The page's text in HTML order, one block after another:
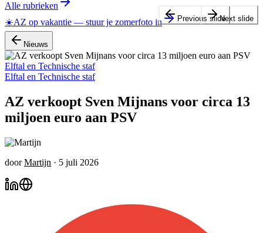
Alle rubrieken
☀️AZ op vakantie — stuur je zomerfoto in
Nieuws
Elftal en Technische staf
Elftal en Technische staf
AZ verkoopt Sven Mijnans voor circa 13
miljoen euro aan PSV
door Martijn · 5 juli 2026
Previous slideNext slide